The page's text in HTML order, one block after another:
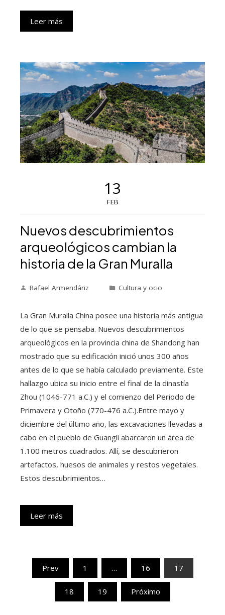
Leer más
13
FEB
Nuevos descubrimientos
arqueológicos cambian la
historia de la Gran Muralla
Rafael Armendáriz Cultura y ocio
La Gran Muralla China posee una historia más antigua
de lo que se pensaba. Nuevos descubrimientos
arqueológicos en la provincia china de Shandong han
mostrado que su edificación inició unos 300 años
antes de lo que se había calculado previamente. Este
hallazgo ubica su inicio entre el final de la dinastía
Zhou (1046-771 a.C.) y el comienzo del Periodo de
Primavera y Otoño (770-476 a.C.).Entre mayo y
diciembre del último año, las excavaciones llevadas a
cabo en el pueblo de Guangli abarcaron un área de
1.100 metros cuadrados. Allí, se descubrieron
artefactos, huesos de animales y restos vegetales.
Estos descubrimientos…
Leer más
Paginación
Prev 1 … 16 17
18 19 Próximo